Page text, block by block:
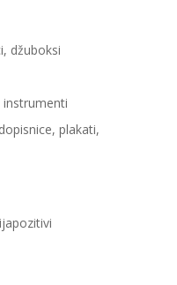
džuboksi
instrumenti
plakati,